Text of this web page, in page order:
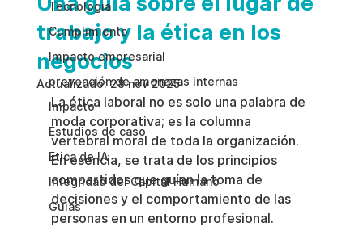
Tecnologia
Cumplimiento
Impacto empresarial
prevención de amenazas internas
Impacto
Estudios de caso
Etica de IA
Integridad del Capital Humano
Guias
trabajo y la ética en los
negocios
Actualizado:28 nov 2025
La ética laboral no es solo una palabra de
moda corporativa; es la columna
vertebral moral de toda la organización.
En esencia, se trata de los principios
compartidos que guían la toma de
decisiones y el comportamiento de las
personas en un entorno profesional.